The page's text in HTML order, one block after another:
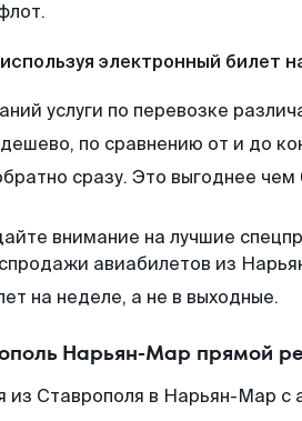
электронный билет
услуги по перевозке
по сравнению от и до
сразу. Это выгоднее
внимание на лучшие
авиабилетов из
на неделе, а не в выходные.
Нарьян-Мар прямой
Ставрополя в Нарьян-Мар с